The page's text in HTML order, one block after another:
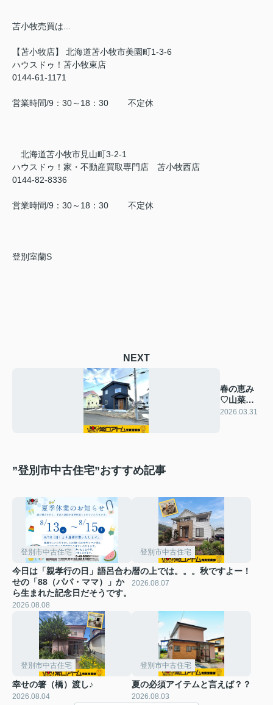
苫小牧売買は...
【苫小牧店】 北海道苫小牧市美園町1-3-6
ハウスドゥ！苫小牧東店
0144-61-1171
営業時間/9：30～18：30 不定休
北海道苫小牧市見山町3-2-1
ハウスドゥ！家・不動産買取専門店 苫小牧西店
0144-82-8336
営業時間/9：30～18：30 不定休
登別室蘭S
NEXT
春の恵み
♡山菜の
日
2026.03.31
”登別市中古住宅”おすすめ記事
登別市中古住宅
今日は「親孝行の日」語呂合わ
せの「88（パパ・ママ）」か
ら生まれた記念日だそうです。
2026.08.08
登別市中古住宅
暦の上では。。。秋ですよー！
2026.08.07
登別市中古住宅
幸せの箸（橋）渡し♪
2026.08.04
登別市中古住宅
夏の必須アイテムと言えば？？
2026.08.03